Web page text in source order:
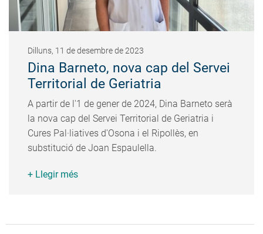
Dilluns, 11 de desembre de 2023
Dina Barneto, nova cap del Servei
Territorial de Geriatria
A partir de l'1 de gener de 2024, Dina Barneto serà
la nova cap del Servei Territorial de Geriatria i
Cures Pal·liatives d'Osona i el Ripollès, en
substitució de Joan Espaulella.
+ Llegir més